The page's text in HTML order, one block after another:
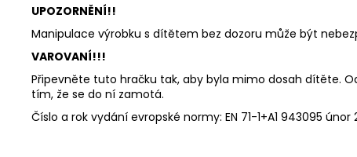
UPOZORNĚNÍ!!
Manipulace výrobku s dítětem bez dozoru může být
VAROVANÍ!!!
Připevněte tuto hračku tak, aby byla mimo dosah dítěte.
tím, že se do ní zamotá.
Číslo a rok vydání evropské normy: EN 71-1+A1 943095 únor